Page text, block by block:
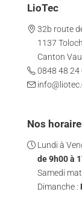
LioTec
32b route
1137
Canton
0848 48 24
Nos
Lundi à
de 9h00 à
Samedi
Dimanche :